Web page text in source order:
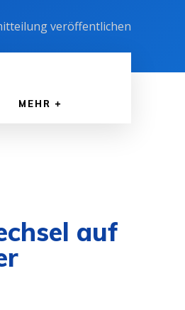
veröffentlichen
MEHR
auf